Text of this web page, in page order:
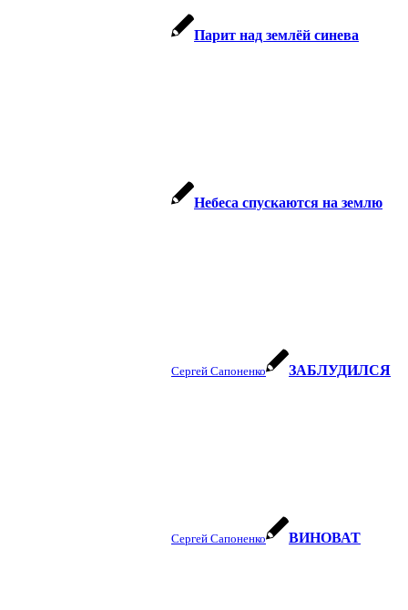
Парит над землёй синева
Небеса спускаются на землю
Сергей Сапоненко ЗАБЛУДИЛСЯ
Сергей Сапоненко ВИНОВАТ